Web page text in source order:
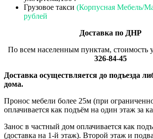
Грузовое такси (Корпусная Мебель/
рублей
Доставка по ДНР
По всем населенным пунктам, стоимость
326-84-45
Доставка осуществляется до подъезда
дома.
Пронос мебели более 25м (при
оплачивается как подъём на один этаж за
Занос в частный дом оплачивается как
(доставка на 1-й этаж). Второй этаж и